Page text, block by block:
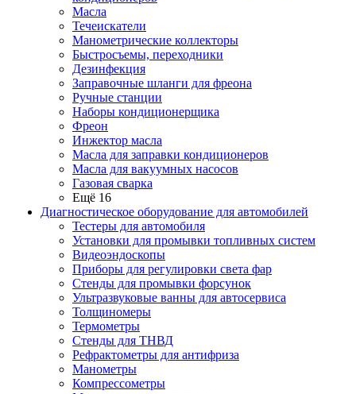
Масла
Течеискатели
Манометрические коллекторы
Быстросъемы, переходники
Дезинфекция
Заправочные шланги для фреона
Ручные станции
Наборы кондиционерщика
Фреон
Инжектор масла
Масла для заправки кондиционеров
Масла для вакуумных насосов
Газовая сварка
Ещё 16
Диагностическое оборудование для автомобилей
Тестеры для автомобиля
Установки для промывки топливных систем
Видеоэндоскопы
Приборы для регулировки света фар
Стенды для промывки форсунок
Ультразвуковые ванны для автосервиса
Толщиномеры
Термометры
Стенды для ТНВД
Рефрактометры для антифриза
Манометры
Компрессометры